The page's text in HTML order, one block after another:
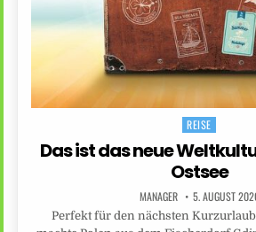
Posted
in
REISE
Das ist das neue
Ostsee
MANAGER 5. AUGUST
Perfekt für den nächsten